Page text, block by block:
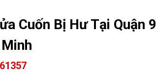
Cuốn Bị Hư Tại Quận 9